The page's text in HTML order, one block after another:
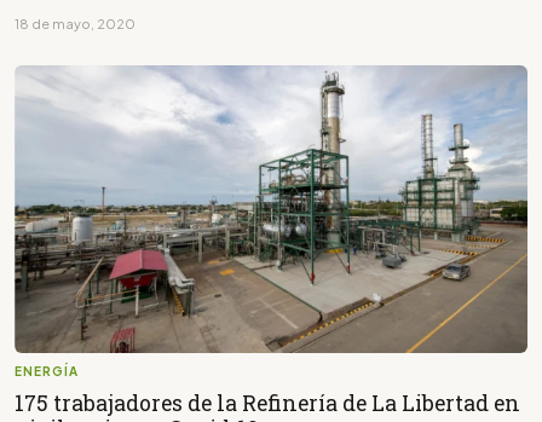
18 de mayo, 2020
ENERGÍA
175 trabajadores de la Refinería de La Libertad en